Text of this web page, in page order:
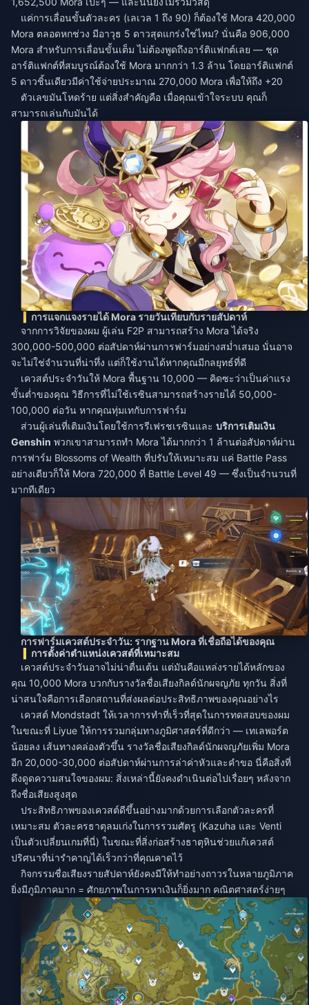
แค่การเลื่อนขั้นตัวละคร (เลเวล 1 ถึง 90) ก็ต้องใช้ Mora 420,000
Mora ตลอดหกช่วง มีอาวุธ 5 ดาวสุดแกร่งใช่ไหม? นั่นคือ 906,000
Mora สำหรับการเลื่อนขั้นเต็ม ไม่ต้องพูดถึงอาร์ติแฟกต์เลย — ชุด
อาร์ติแฟกต์ที่สมบูรณ์ต้องใช้ Mora มากกว่า 1.3 ล้าน โดยอาร์ติแฟกต์
5 ดาวชิ้นเดียวมีค่าใช้จ่ายประมาณ 270,000 Mora เพื่อให้ถึง +20
ตัวเลขมันโหดร้าย แต่สิ่งสำคัญคือ เมื่อคุณเข้าใจระบบ คุณก็
สามารถเล่นกับมันได้
การแจกแจงรายได้ Mora รายวันเทียบกับรายสัปดาห์
จากการวิจัยของผม ผู้เล่น F2P สามารถสร้าง Mora ได้จริง
300,000-500,000 ต่อสัปดาห์ผ่านการฟาร์มอย่างสม่ำเสมอ นั่นอาจ
จะไม่ใช่จำนวนที่น่าทึ่ง แต่ก็ใช้งานได้หากคุณมีกลยุทธ์ที่ดี
เควสต์ประจำวันให้ Mora พื้นฐาน 10,000 — คิดซะว่าเป็นค่าแรง
ขั้นต่ำของคุณ วิธีการที่ไม่ใช้เรซินสามารถสร้างรายได้ 50,000-
100,000 ต่อวัน หากคุณทุ่มเทกับการฟาร์ม
ส่วนผู้เล่นที่เติมเงินโดยใช้การรีเฟรชเรซินและ บริการเติมเงิน
Genshin พวกเขาสามารถทำ Mora ได้มากกว่า 1 ล้านต่อสัปดาห์ผ่าน
การฟาร์ม Blossoms of Wealth ที่ปรับให้เหมาะสม แค่ Battle Pass
อย่างเดียวก็ให้ Mora 720,000 ที่ Battle Level 49 — ซึ่งเป็นจำนวนที่
มากทีเดียว
การฟาร์มเควสต์ประจำวัน: รากฐาน Mora ที่เชื่อถือได้ของคุณ
การตั้งค่าตำแหน่งเควสต์ที่เหมาะสม
เควสต์ประจำวันอาจไม่น่าตื่นเต้น แต่มันคือแหล่งรายได้หลักของ
คุณ 10,000 Mora บวกกับรางวัลชื่อเสียงกิลด์นักผจญภัย ทุกวัน สิ่งที่
น่าสนใจคือการเลือกสถานที่ส่งผลต่อประสิทธิภาพของคุณอย่างไร
เควสต์ Mondstadt ให้เวลาการทำที่เร็วที่สุดในการทดสอบของผม
ในขณะที่ Liyue ให้การรวมกลุ่มทางภูมิศาสตร์ที่ดีกว่า — เทเลพอร์ต
น้อยลง เส้นทางคล่องตัวขึ้น รางวัลชื่อเสียงกิลด์นักผจญภัยเพิ่ม Mora
อีก 20,000-30,000 ต่อสัปดาห์ผ่านการล่าค่าหัวและคำขอ นี่คือสิ่งที่
ดึงดูดความสนใจของผม: สิ่งเหล่านี้ยังคงดำเนินต่อไปเรื่อยๆ หลังจาก
ถึงชื่อเสียงสูงสุด
ประสิทธิภาพของเควสต์ดีขึ้นอย่างมากด้วยการเลือกตัวละครที่
เหมาะสม ตัวละครธาตุลมเก่งในการรวมศัตรู (Kazuha และ Venti
เป็นตัวเปลี่ยนเกมที่นี่) ในขณะที่สิ่งก่อสร้างธาตุหินช่วยแก้เควสต์
ปริศนาที่น่ารำคาญได้เร็วกว่าที่คุณคาดไว้
กิจกรรมชื่อเสียงรายสัปดาห์ยังคงมีให้ทำอย่างถาวรในหลายภูมิภาค
ยิ่งมีภูมิภาคมาก = ศักยภาพในการหาเงินก็ยิ่งมาก คณิตศาสตร์ง่ายๆ